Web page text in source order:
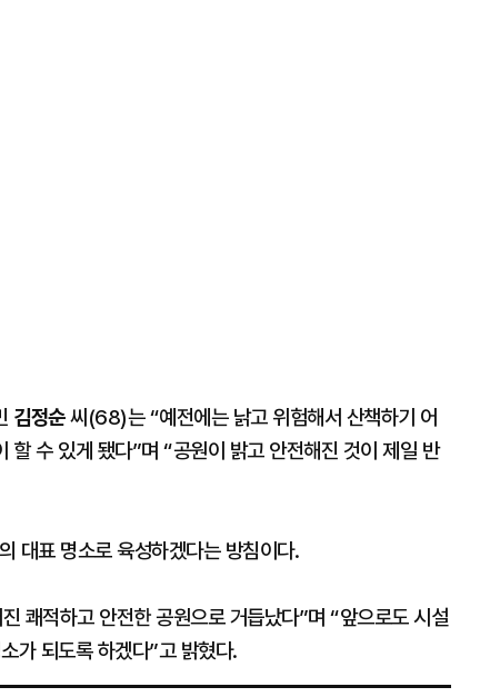
김정순씨(68)는 “예전에는 낡고 위험해서 산책하기 어
할 수 있게 됐다”며 “공원이 밝고 안전해진 것이 제일 반
대표 명소로 육성하겠다는 방침이다.
쾌적하고 안전한 공원으로 거듭났다”며 “앞으로도 시설
가 되도록 하겠다”고 밝혔다.